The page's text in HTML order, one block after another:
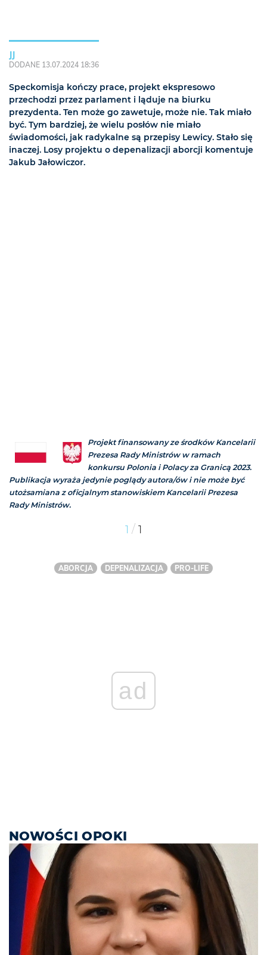
DODANE 13.07.2024 18:36
Speckomisja kończy prace, projekt ekspresowo
przechodzi przez parlament i ląduje na biurku
prezydenta. Ten może go zawetuje, może nie. Tak miało
być. Tym bardziej, że wielu posłów nie miało
świadomości, jak radykalne są przepisy Lewicy. Stało się
inaczej. Losy projektu o depenalizacji aborcji komentuje
Jakub Jałowiczor.
Projekt finansowany ze środków Kancelarii
Prezesa Rady Ministrów w ramach
konkursu Polonia i Polacy za Granicą 2023.
Publikacja wyraża jedynie poglądy autora/ów i nie może być
utożsamiana z oficjalnym stanowiskiem Kancelarii Prezesa
Rady Ministrów.
1 / 1
ABORCJA DEPENALIZACJA PRO-LIFE
ad
NOWOŚCI OPOKI